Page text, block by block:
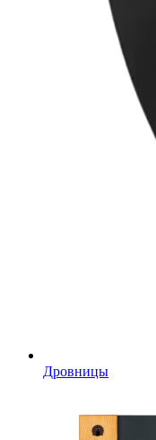
Дровницы